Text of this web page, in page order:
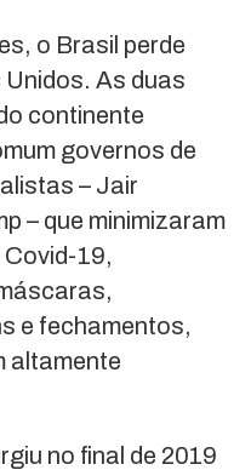
o Brasil perde
As duas
continente
governos de
– Jair
– que minimizaram
19,
e fechamentos,
altamente
no final de 2019